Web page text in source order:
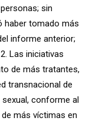
sin
haber tomado más
informe anterior;
Las iniciativas
de más tratantes,
transnacional de
conforme al
más víctimas en